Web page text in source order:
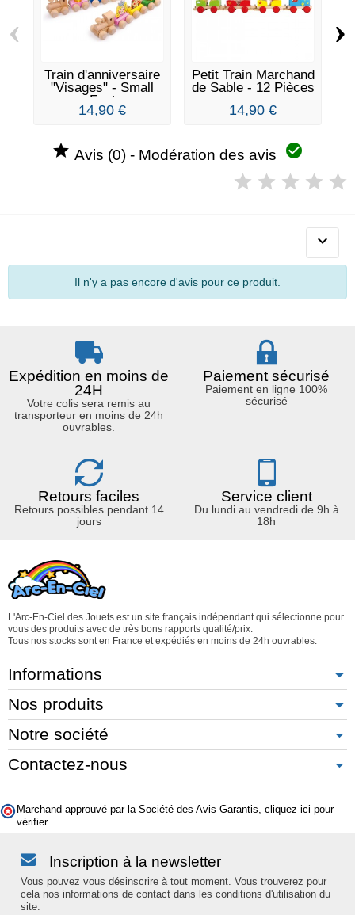
Train d'anniversaire
"Visages" - Small
Foot
14,90 €
Petit Train Marchand
de Sable - 12 Pièces
14,90 €
‹ ›
 Avis (0) - Modération des avis 

Il n'y a pas encore d'avis pour ce produit.
Expédition en moins de
24H
Votre colis sera remis au
transporteur en moins de 24h
ouvrables.
Paiement sécurisé
Paiement en ligne 100%
sécurisé
Retours faciles
Retours possibles pendant 14
jours
Service client
Du lundi au vendredi de 9h à
18h
L'Arc-En-Ciel des Jouets est un site français indépendant qui sélectionne pour
vous des produits avec de très bons rapports qualité/prix.
Tous nos stocks sont en France et expédiés en moins de 24h ouvrables.
Informations
Nos produits
Notre société
Contactez-nous
Marchand approuvé par la Société des Avis Garantis, cliquez ici pour
vérifier.
Inscription à la newsletter
Vous pouvez vous désinscrire à tout moment. Vous trouverez pour
cela nos informations de contact dans les conditions d'utilisation du
site.